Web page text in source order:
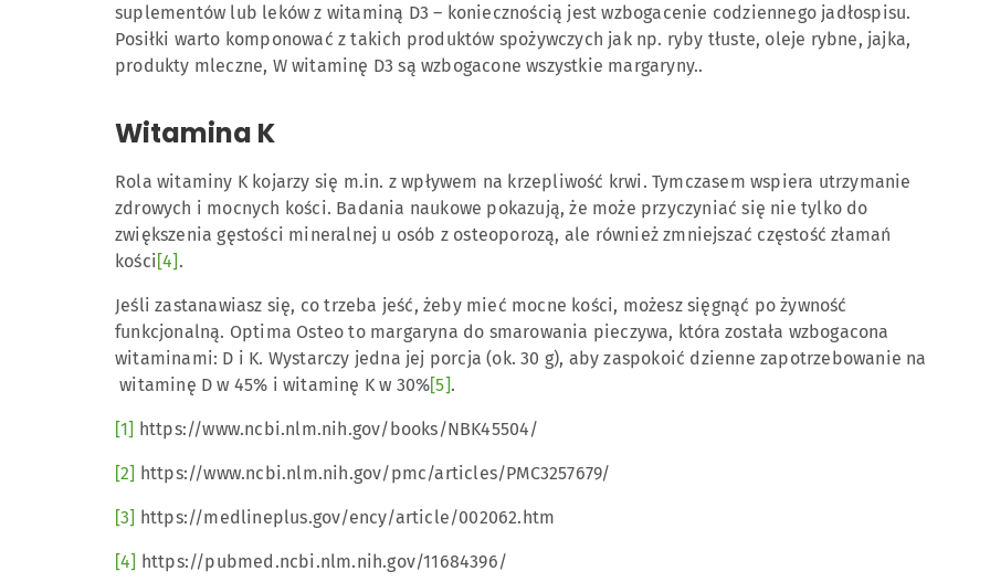
suplementów lub leków z witaminą D3 – koniecznością jest wzbogacenie codziennego jadłospisu.
Posiłki warto komponować z takich produktów spożywczych jak np. ryby tłuste, oleje rybne, jajka,
produkty mleczne, W witaminę D3 są wzbogacone wszystkie margaryny..
Witamina K
Rola witaminy K kojarzy się m.in. z wpływem na krzepliwość krwi. Tymczasem wspiera utrzymanie
zdrowych i mocnych kości. Badania naukowe pokazują, że może przyczyniać się nie tylko do
zwiększenia gęstości mineralnej u osób z osteoporozą, ale również zmniejszać częstość złamań
kości[4] .
Jeśli zastanawiasz się, co trzeba jeść, żeby mieć mocne kości, możesz sięgnąć po żywność
funkcjonalną. Optima Osteo to margaryna do smarowania pieczywa, która została wzbogacona
witaminami: D i K. Wystarczy jedna jej porcja (ok. 30 g), aby zaspokoić dzienne zapotrzebowanie na
witaminę D w 45% i witaminę K w 30%[5].
[1] https://www.ncbi.nlm.nih.gov/books/NBK45504/
[2] https://www.ncbi.nlm.nih.gov/pmc/articles/PMC3257679/
[3] https://medlineplus.gov/ency/article/002062.htm
[4] https://pubmed.ncbi.nlm.nih.gov/11684396/